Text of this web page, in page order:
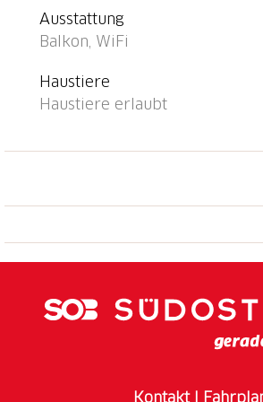
Wärme im Winter. WLAN-
dem Chalet befinden sich
Autos. Long-Stay-Ermässigungen
verhandelbar. Bushaltestelle
0.4 km, Bahnstation "Küblis" 2.1 km,
Ausstattung
Balkon, WiFi
Haustiere
Haustiere erlaubt
KontaktI